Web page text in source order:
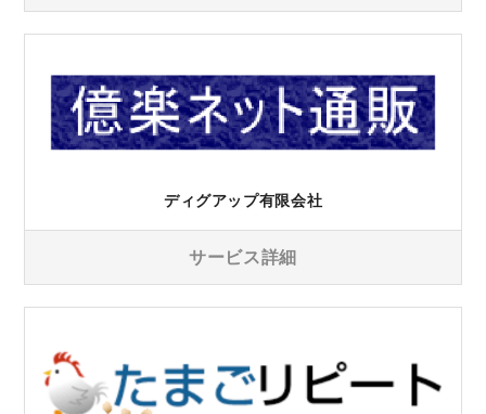
ディグアップ有限会社
サービス詳細